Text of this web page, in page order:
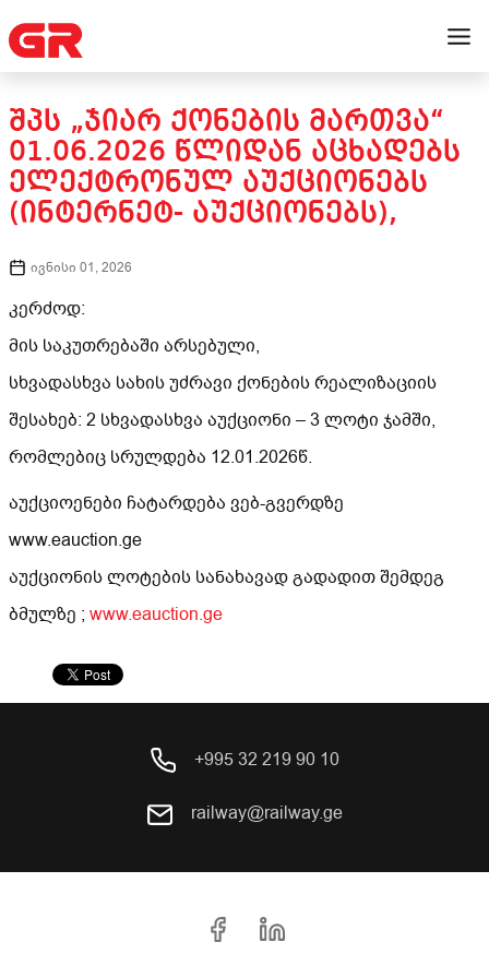
ᲨᲞᲡ „ᲯᲘᲐᲠ ᲥᲝᲜᲔᲑᲘᲡ ᲛᲐᲠᲗᲕᲐ“
01.06.2026 ᲬᲚᲘᲓᲐᲜ ᲐᲪᲮᲐᲓᲔᲑᲡ
ᲔᲚᲔᲥᲢᲠᲝᲜᲣᲚ ᲐᲣᲥᲪᲘᲝᲜᲔᲑᲡ
(ᲘᲜᲢᲔᲠᲜᲔᲢ- ᲐᲣᲥᲪᲘᲝᲜᲔᲑᲡ),
ივნისი 01, 2026
კერძოდ:
მის საკუთრებაში არსებული,
სხვადასხვა სახის უძრავი ქონების რეალიზაციის
შესახებ: 2 სხვადასხვა აუქციონი – 3 ლოტი ჯამში,
რომლებიც სრულდება 12.01.2026წ.
აუქციოენები ჩატარდება ვებ-გვერდზე
www.eauction.ge
აუქციონის ლოტების სანახავად გადადით შემდეგ
ბმულზე ; www.eauction.ge
+995 32 219 90 10
railway@railway.ge